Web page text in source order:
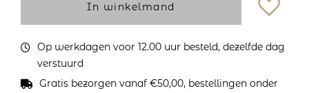
In winkelmand
Op werkdagen voor 12.00 uur besteld, dezelfde dag
verstuurd
Gratis bezorgen vanaf €50,00, bestellingen onder